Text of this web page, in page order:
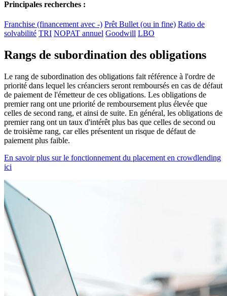
Principales recherches :
Franchise (financement avec -) Prêt Bullet (ou in fine) Ratio de
solvabilité TRI NOPAT annuel Goodwill LBO
Rangs de subordination des obligations
Le rang de subordination des obligations fait référence à l'ordre de
priorité dans lequel les créanciers seront remboursés en cas de défaut
de paiement de l'émetteur de ces obligations. Les obligations de
premier rang ont une priorité de remboursement plus élevée que
celles de second rang, et ainsi de suite. En général, les obligations de
premier rang ont un taux d'intérêt plus bas que celles de second ou
de troisième rang, car elles présentent un risque de défaut de
paiement plus faible.
En savoir plus sur le fonctionnement du placement en crowdlending
ici